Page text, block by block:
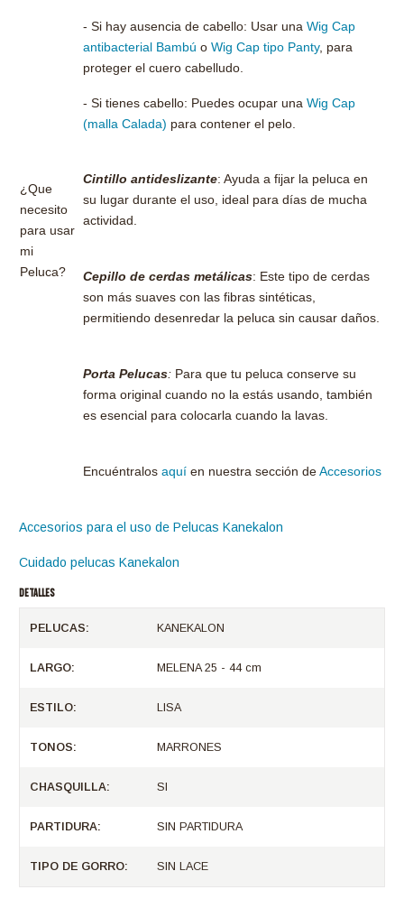
¿Que
necesito
para usar
mi
Peluca?
- Si hay ausencia de cabello: Usar una Wig Cap
antibacterial Bambú o Wig Cap tipo Panty, para
proteger el cuero cabelludo.
- Si tienes cabello: Puedes ocupar una Wig Cap
(malla Calada) para contener el pelo.
Cintillo antideslizante: Ayuda a fijar la peluca en
su lugar durante el uso, ideal para días de mucha
actividad.
Cepillo de cerdas metálicas: Este tipo de cerdas
son más suaves con las fibras sintéticas,
permitiendo desenredar la peluca sin causar daños.
Porta Pelucas: Para que tu peluca conserve su
forma original cuando no la estás usando, también
es esencial para colocarla cuando la lavas.
Encuéntralos aquí en nuestra sección deAccesorios
Accesorios para el uso de Pelucas Kanekalon
Cuidado pelucas Kanekalon
DETALLES
PELUCAS: KANEKALON
LARGO: MELENA 25 - 44 cm
ESTILO: LISA
TONOS: MARRONES
CHASQUILLA: SI
PARTIDURA: SIN PARTIDURA
TIPO DE GORRO: SIN LACE